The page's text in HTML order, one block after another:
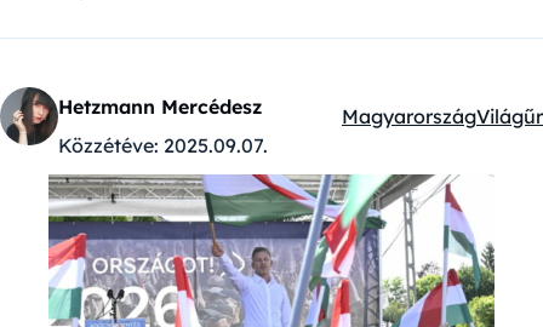
Hetzmann Mercédesz
Közzétéve: 2025.09.07.
Kategóriák:
MagyarországVilágűr